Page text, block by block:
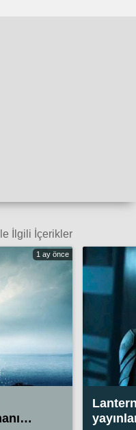
İlgili İçerikler
1 ay önce